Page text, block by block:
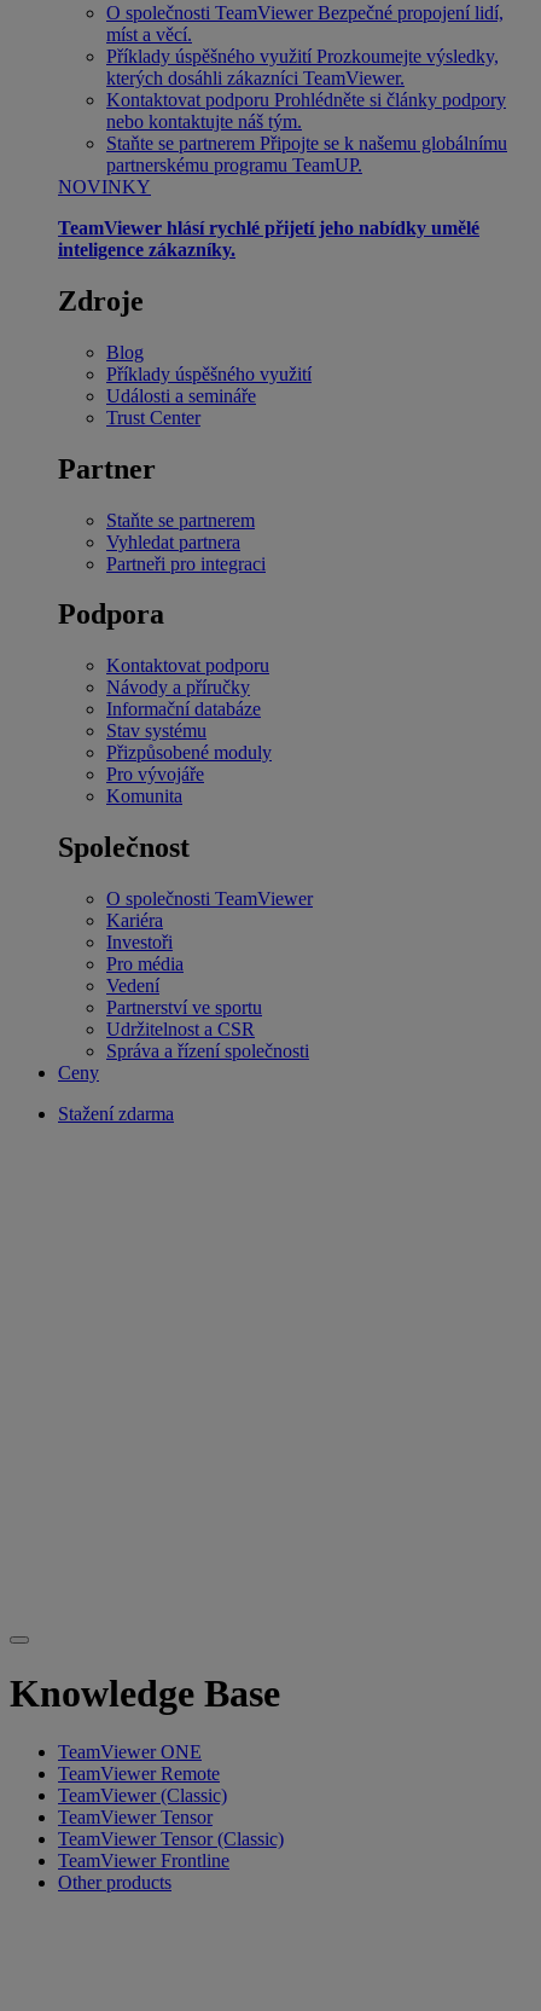
O společnosti TeamViewer Bezpečné propojení lidí,
míst a věcí.
Příklady úspěšného využití Prozkoumejte výsledky,
kterých dosáhli zákazníci TeamViewer.
Kontaktovat podporu Prohlédněte si články podpory
nebo kontaktujte náš tým.
Staňte se partnerem Připojte se k našemu globálnímu
partnerskému programu TeamUP.
NOVINKY
TeamViewer hlásí rychlé přijetí jeho nabídky umělé
inteligence zákazníky.
Zdroje
Blog
Příklady úspěšného využití
Události a semináře
Trust Center
Partner
Staňte se partnerem
Vyhledat partnera
Partneři pro integraci
Podpora
Kontaktovat podporu
Návody a příručky
Informační databáze
Stav systému
Přizpůsobené moduly
Pro vývojáře
Komunita
Společnost
O společnosti TeamViewer
Kariéra
Investoři
Pro média
Vedení
Partnerství ve sportu
Udržitelnost a CSR
Správa a řízení společnosti
Ceny
Stažení zdarma
Knowledge Base
TeamViewer ONE
TeamViewer Remote
TeamViewer (Classic)
TeamViewer Tensor
TeamViewer Tensor (Classic)
TeamViewer Frontline
Other products